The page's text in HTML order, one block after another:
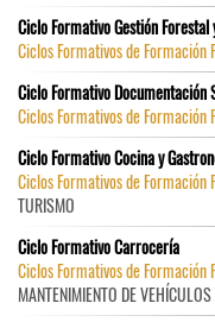
Ciclo Formativo Gestión
Ciclos Formativos de
Ciclo Formativo Documentación
Ciclos Formativos de
Ciclo Formativo Cocina y
Ciclos Formativos de Formación
TURISMO
Ciclo Formativo Carrocería
Ciclos Formativos de Formación
MANTENIMIENTO DE VEHÍCULOS